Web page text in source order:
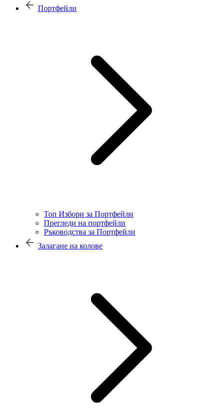
Портфейли
Топ Избори за Портфейли
Прегледи на портфейли
Ръководства за Портфейли
Залагане на колове